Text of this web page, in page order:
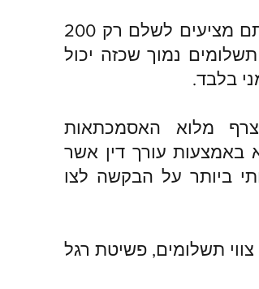
דהיינו במידה והחוב 50,000 ש"ל לדוגמא ואתם מציעים לשלם רק 200
נמוך שכזה יכול
בלבד.
מלוא האסמכתאות
באמצעות עורך דין אשר
ביותר על הבקשה לצו
תשלומים, פשיטת רגל